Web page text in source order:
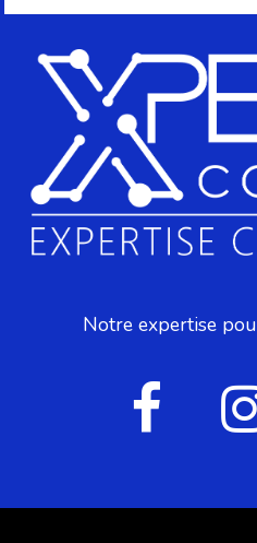
Notre expertise